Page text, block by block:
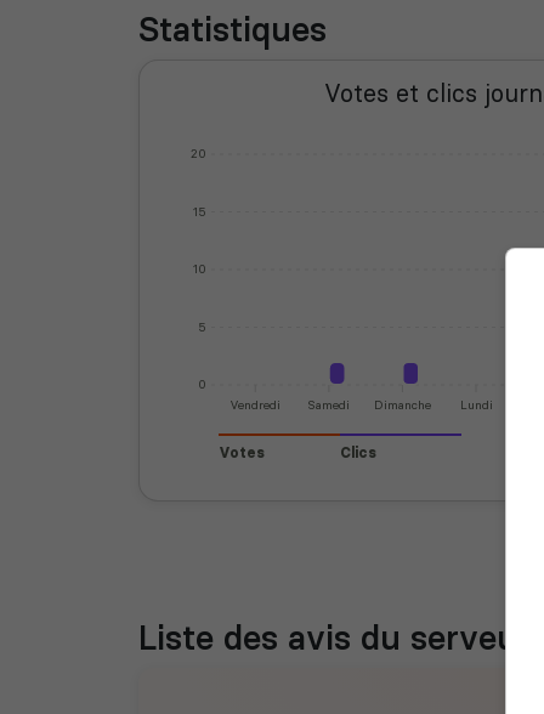
Statistiques
Votes et clics
0
5
10
15
20
Vendredi Samedi Dimanche Lundi
Votes Clics
Liste des avis du serveur